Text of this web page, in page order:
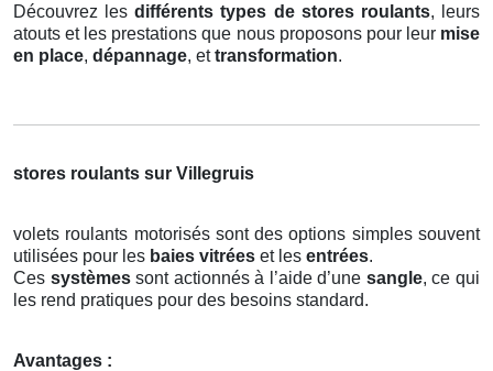
Découvrez lesdifférents types de stores roulants, leurs
atouts et les prestations que nous proposons pour leur mise
en place, dépannage, ettransformation.
stores roulants sur Villegruis
volets roulants motorisés sont des options simples souvent
utilisées pour les baies vitrées et les entrées.
Ces systèmessont actionnés à l’aide d’une sangle, ce qui
les rend pratiques pour des besoins standard.
Avantages :